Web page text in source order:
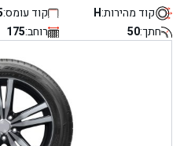
קוד מהירות:H קוד עומס:
חתך:50 רוחב:175